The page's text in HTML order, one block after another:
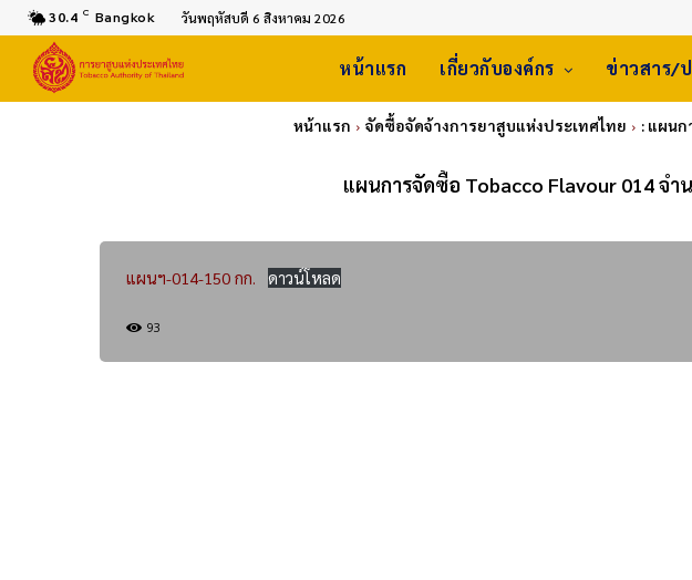
30.4 C Bangkok วันพฤหัสบดี 6 สิงหาคม 2026
หน้าแรก เกี่ยวกับองค์กร ข่าวสาร/
หน้าแรก จัดซื้อจัดจ้างการยาสูบแห่งประเทศไทย : แผนก
แผนการจัดซื้อ Tobacco Flavour 014 จำ
แผนฯ-014-150 กก. ดาวน์โหลด
93